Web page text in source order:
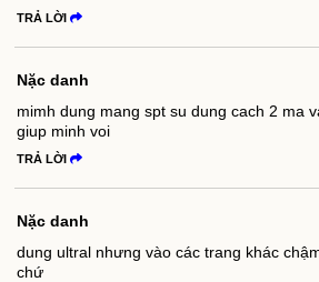
TRẢ LỜI
Nặc danh
mimh dung mang spt su dung cach 2 ma
giup minh voi
TRẢ LỜI
Nặc danh
dung ultral nhưng vào các trang khác
chứ